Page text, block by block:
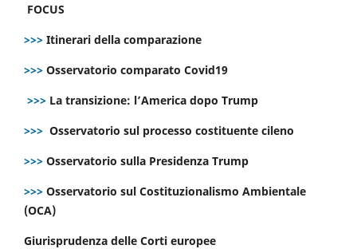
FOCUS
>>> Itinerari della comparazione
>>> Osservatorio comparato Covid19
>>> La transizione: l’America dopo Trump
>>> Osservatorio sul processo costituente cileno
>>> Osservatorio sulla Presidenza Trump
>>> Osservatorio sul Costituzionalismo Ambientale
(OCA)
Giurisprudenza delle Corti europee